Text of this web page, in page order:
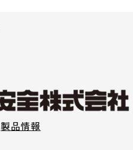
製品情報